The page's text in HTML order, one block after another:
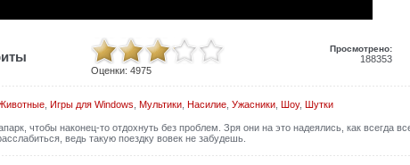
Оценки: 4975
Просмотрено:
188353
, Игры для Windows Мультики, Насилие, Ужасники, Шоу, Шутки
чтобы наконец-то отдохнуть без проблем. Зря они на это надеялись, как всегда
ведь такую поездку вовек не забудешь.